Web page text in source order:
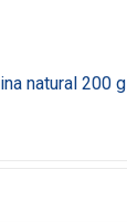
natural 200 g